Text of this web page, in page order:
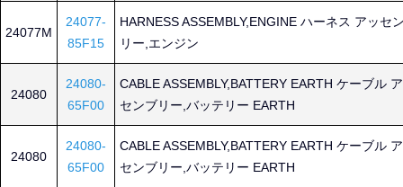
24077M
24077-
85F15
HARNESS ASSEMBLY,ENGINE ハーネス アッセ
リー,エンジン
24080
24080-
65F00
CABLE ASSEMBLY,BATTERY EARTH ケーブル
センブリー,バッテリー EARTH
24080
24080-
65F00
CABLE ASSEMBLY,BATTERY EARTH ケーブル
センブリー,バッテリー EARTH